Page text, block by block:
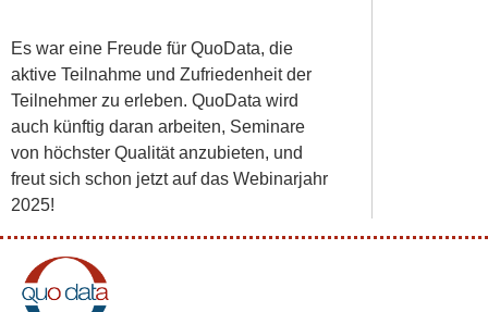
Es war eine Freude für QuoData, die
aktive Teilnahme und Zufriedenheit der
Teilnehmer zu erleben. QuoData wird
auch künftig daran arbeiten, Seminare
von höchster Qualität anzubieten, und
freut sich schon jetzt auf das Webinarjahr
2025!